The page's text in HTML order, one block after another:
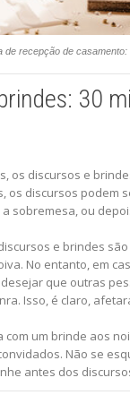
de recepção de
30
os discursos e
os discursos podem
sobremesa, ou
e brindes
No entanto, em
que outras
Isso, é claro,
com um brinde aos
Não se
antes dos